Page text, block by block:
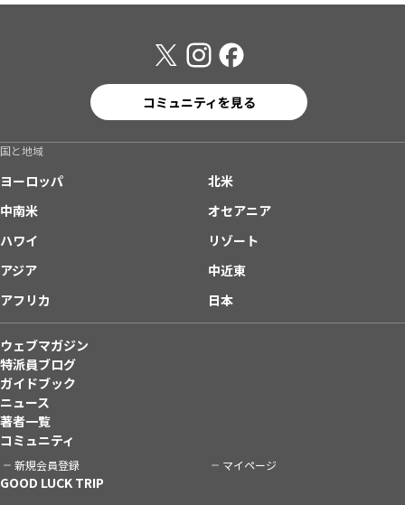
コミュニティを見る
国と地域
ヨーロッパ
北米
中南米
オセアニア
ハワイ
リゾート
アジア
中近東
アフリカ
日本
ウェブマガジン
特派員ブログ
ガイドブック
ニュース
著者一覧
コミュニティ
新規会員登録 マイページ
GOOD LUCK TRIP